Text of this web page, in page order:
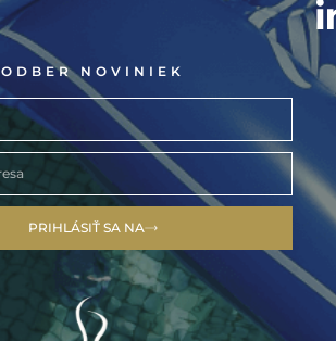
ODBER NOVINIEK
PRIHLÁSIŤ SA NA